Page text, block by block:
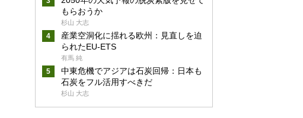
もらおうか
杉山 大志
産業空洞化に揺れる欧州：見直しを迫
られたEU-ETS
有馬 純
中東危機でアジアは石炭回帰：日本も
石炭をフル活用すべきだ
杉山 大志